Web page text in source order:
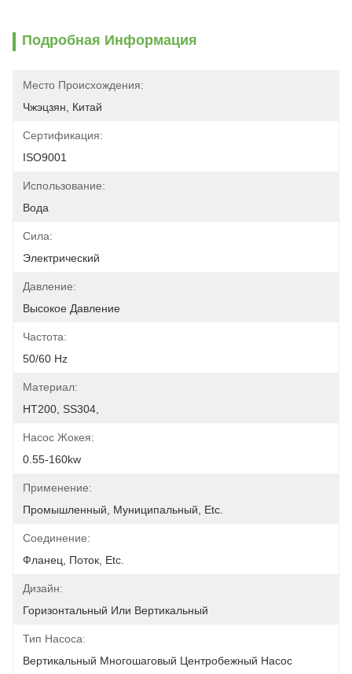
Подробная Информация
Место Происхождения:
Чжэцзян, Китай
Сертификация:
ISO9001
Использование:
Вода
Сила:
Электрический
Давление:
Высокое Давление
Частота:
50/60 Hz
Материал:
HT200, SS304,
Насос Жокея:
0.55-160kw
Применение:
Промышленный, Муниципальный, Etc.
Соединение:
Фланец, Поток, Etc.
Дизайн:
Горизонтальный Или Вертикальный
Тип Насоса:
Вертикальный Многошаговый Центробежный Насос